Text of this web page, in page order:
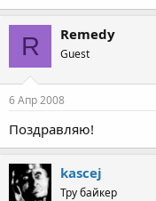
R Remedy
Guest
6 Апр 2008
Поздравляю!
kascej
Тру байкер